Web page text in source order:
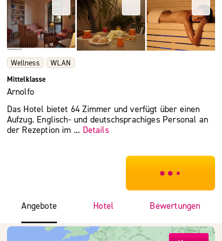
Wellness
WLAN
Mittelklasse
Arnolfo
Das Hotel bietet 64 Zimmer und verfügt über einen
Aufzug. Englisch- und deutschsprachiges Personal an
der Rezeption im ... Details
***************
Angebote Hotel Bewertungen